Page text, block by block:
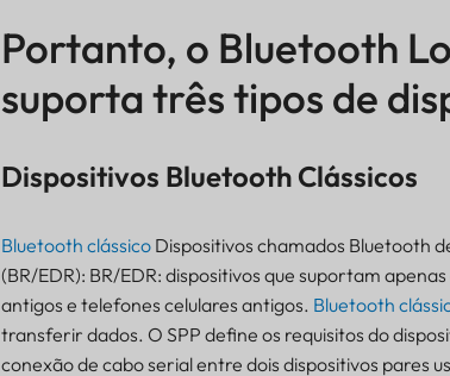
Portanto, o Bluetooth
suporta três tipos de
Dispositivos Bluetooth Clássicos
Bluetooth clássicoDispositivos chamados Bluetooth
(BR/EDR): BR/EDR: dispositivos que suportam
antigos e telefones celulares antigos. Bluetooth
transferir dados. O SPP define os requisitos do
conexão de cabo serial entre dois dispositivos pares